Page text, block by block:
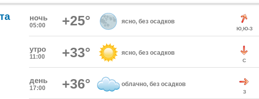
ночь
05:00 +25° ясно, без осадков
Ю,Ю-З
утро
11:00 +33° ясно, без осадков
С
день
17:00 +36° облачно, без осадков
З